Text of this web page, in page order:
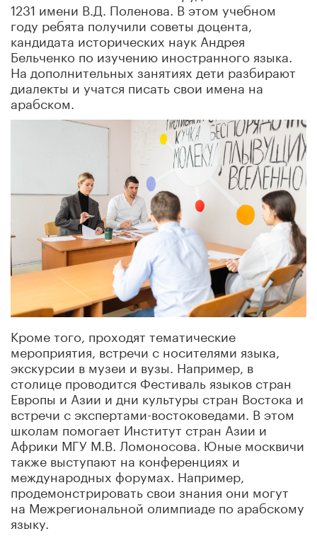
1231 имени В.Д. Поленова. В этом учебном
году ребята получили советы доцента,
кандидата исторических наук Андрея
Бельченко по изучению иностранного языка.
На дополнительных занятиях дети разбирают
диалекты и учатся писать свои имена на
арабском.
Кроме того, проходят тематические
мероприятия, встречи с носителями языка,
экскурсии в музеи и вузы. Например, в
столице проводится Фестиваль языков стран
Европы и Азии и дни культуры стран Востока и
встречи с экспертами-востоковедами. В этом
школам помогает Институт стран Азии и
Африки МГУ М.В. Ломоносова. Юные москвичи
также выступают на конференциях и
международных форумах. Например,
продемонстрировать свои знания они могут
на Межрегиональной олимпиаде по арабскому
языку.